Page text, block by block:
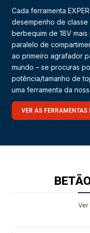
Cada ferramenta
desempenho de classe
berbequim de 18V
paralelo de
ao primeiro agrafador
mundo – se procuras
potência/tamanho de
uma ferramenta da
VER AS FERRAMENTAS